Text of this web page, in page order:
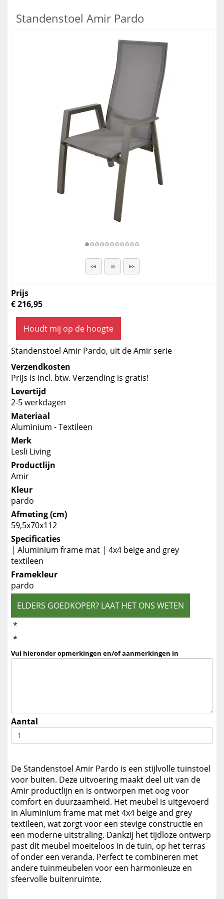
Standenstoel Amir Pardo
Prijs
€ 216,95
Houdt mij op de hoogte
Standenstoel Amir Pardo, uit de Amir serie
Verzendkosten
Prijs is incl. btw. Verzending is gratis!
Levertijd
2-5 werkdagen
Materiaal
Aluminium - Textileen
Merk
Lesli Living
Productlijn
Amir
Kleur
pardo
Afmeting (cm)
59,5x70x112
Specificaties
| Aluminium frame mat | 4x4 beige and grey
textileen
Framekleur
pardo
ELDERS GOEDKOPER? LAAT HET ONS WETEN
*
*
Vul hieronder opmerkingen en/of aanmerkingen in
Aantal
De Standenstoel Amir Pardo is een stijlvolle tuinstoel
voor buiten. Deze uitvoering maakt deel uit van de
Amir productlijn en is ontworpen met oog voor
comfort en duurzaamheid. Het meubel is uitgevoerd
in Aluminium frame mat met 4x4 beige and grey
textileen, wat zorgt voor een stevige constructie en
een moderne uitstraling. Dankzij het tijdloze ontwerp
past dit meubel moeiteloos in de tuin, op het terras
of onder een veranda. Perfect te combineren met
andere tuinmeubelen voor een harmonieuze en
sfeervolle buitenruimte.